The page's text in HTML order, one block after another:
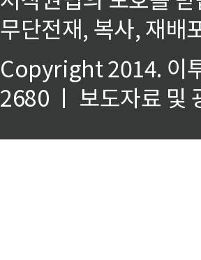
무단전재, 복사, 재배
Copyright 2014. 이
2680 ㅣ 보도자료